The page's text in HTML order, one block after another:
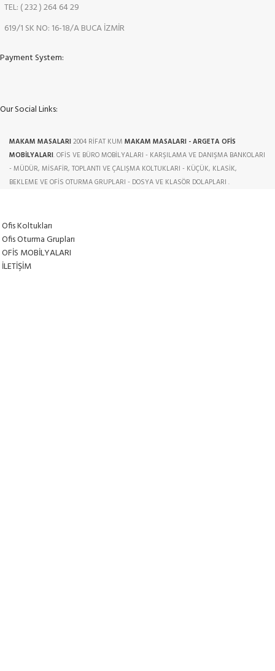
TEL: ( 232 ) 264 64 29
619/1 SK NO: 16-18/A BUCA İZMİR
Payment System:
Our Social Links:
MAKAM MASALARI 2004 RİFAT KUM MAKAM MASALARI - ARGETA OFİS
MOBİLYALARI. OFİS VE BÜRO MOBİLYALARI - KARŞILAMA VE DANIŞMA BANKOLARI
- MÜDÜR, MİSAFİR, TOPLANTI VE ÇALIŞMA KOLTUKLARI - KÜÇÜK, KLASİK,
BEKLEME VE OFİS OTURMA GRUPLARI - DOSYA VE KLASÖR DOLAPLARI .
Ofis Koltukları
Ofis Oturma Grupları
OFİS MOBİLYALARI
İLETİŞİM